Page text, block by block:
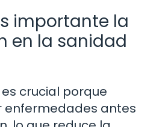
importante la
en la sanidad
crucial porque
enfermedades antes